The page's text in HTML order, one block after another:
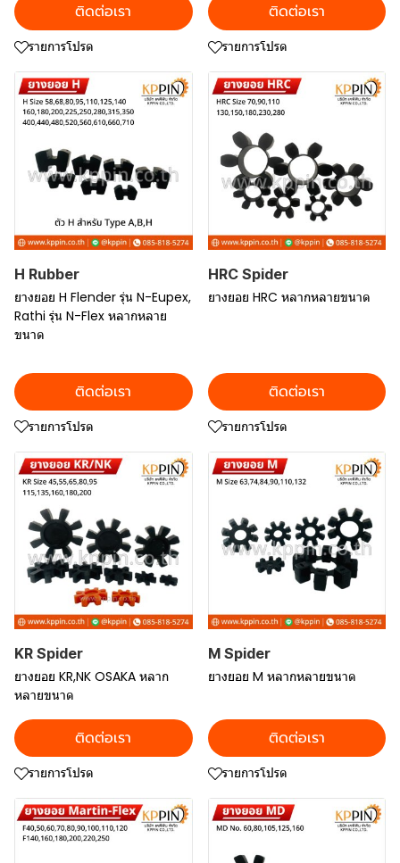
ติดต่อเรา
รายการโปรด
ติดต่อเรา
รายการโปรด
H Rubber
ยางยอย H Flender รุ่น N-Eupex,
Rathi รุ่น N-Flex หลากหลาย
ขนาด
ติดต่อเรา
รายการโปรด
HRC Spider
ยางยอย HRC หลากหลายขนาด
ติดต่อเรา
รายการโปรด
KR Spider
ยางยอย KR,NK OSAKA หลาก
หลายขนาด
ติดต่อเรา
รายการโปรด
M Spider
ยางยอย M หลากหลายขนาด
ติดต่อเรา
รายการโปรด